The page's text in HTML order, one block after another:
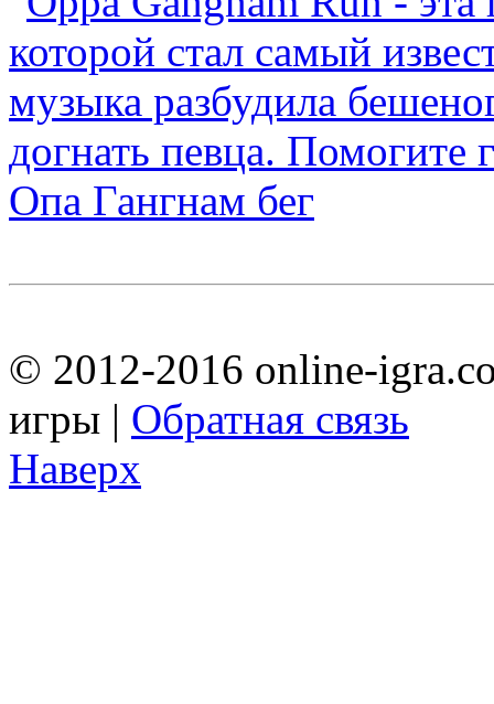
Опа Гангнам бег
© 2012-2016 online-
игры | Обратная связь
Наверх